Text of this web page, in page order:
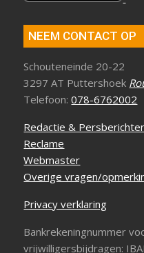
NEEM CONTACT OP
Schouteneinde 20-22
3297 AT Puttershoek
Telefoon:078-6762002
Redactie &
Reclame
Webmaster
Overige vragen/
Privacy verklaring
Bankrekeningnummer
vrijwilligersbijdragen: